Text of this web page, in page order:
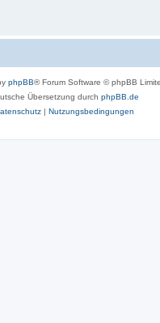
phpBB® Forum Software © phpBB
Übersetzung durch phpBB.de
| Nutzungsbedingungen